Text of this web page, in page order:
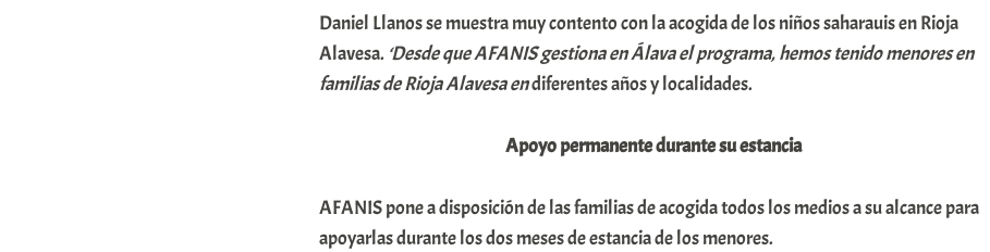
Daniel Llanos se muestra muy contento con la acogida de los niños saharauis en Rioja
Alavesa. ‘Desde que AFANIS gestiona en Álava el programa, hemos tenido menores en
familias de Rioja Alavesa endiferentes años y localidades.
Apoyo permanente durante su estancia
AFANIS pone a disposición de las familias de acogida todos los medios a su alcance para
apoyarlas durante los dos meses de estancia de los menores.